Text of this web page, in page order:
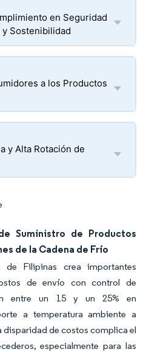
en Seguridad
Sostenibilidad
a los Productos
y Alta Rotación de
Suministro de Productos
de la Cadena de Frío
de Filipinas crea importantes
de envío con control de
entre un 15 y un 25% en
a temperatura ambiente a
disparidad de costos complica el
especialmente para las